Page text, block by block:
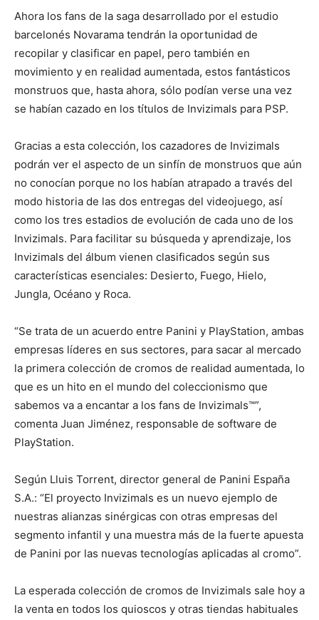
Ahora los fans de la saga desarrollado por el estudio
barcelonés Novarama tendrán la oportunidad de
recopilar y clasificar en papel, pero también en
movimiento y en realidad aumentada, estos fantásticos
monstruos que, hasta ahora, sólo podían verse una vez
se habían cazado en los títulos de Invizimals para PSP.
Gracias a esta colección, los cazadores de Invizimals
podrán ver el aspecto de un sinfín de monstruos que aún
no conocían porque no los habían atrapado a través del
modo historia de las dos entregas del videojuego, así
como los tres estadios de evolución de cada uno de los
Invizimals. Para facilitar su búsqueda y aprendizaje, los
Invizimals del álbum vienen clasificados según sus
características esenciales: Desierto, Fuego, Hielo,
Jungla, Océano y Roca.
“Se trata de un acuerdo entre Panini y PlayStation, ambas
empresas líderes en sus sectores, para sacar al mercado
la primera colección de cromos de realidad aumentada, lo
que es un hito en el mundo del coleccionismo que
sabemos va a encantar a los fans de Invizimals™”,
comenta Juan Jiménez, responsable de software de
PlayStation.
Según Lluis Torrent, director general de Panini España
S.A.: “El proyecto Invizimals es un nuevo ejemplo de
nuestras alianzas sinérgicas con otras empresas del
segmento infantil y una muestra más de la fuerte apuesta
de Panini por las nuevas tecnologías aplicadas al cromo”.
La esperada colección de cromos de Invizimals sale hoy a
la venta en todos los quioscos y otras tiendas habituales